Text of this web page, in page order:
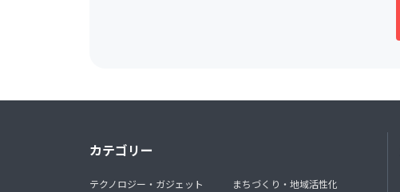
カテゴリー
テクノロジー・ガジェット
まちづくり・地域活性化